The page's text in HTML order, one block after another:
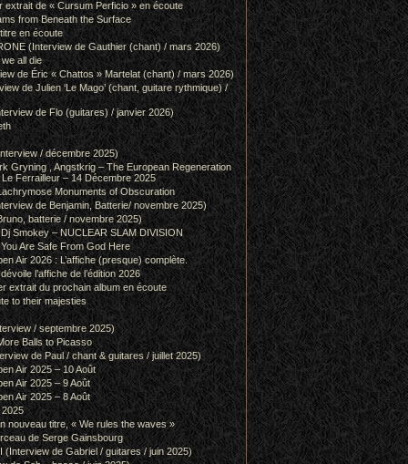
extrait de « Cursum Perficio » en écoute
from Beneath the Surface
en écoute
(Interview de Gauthier (chant) / mars 2026)
all die
de Éric « Chattos » Martelat (chant) / mars 2026)
de Julien ‘Le Mago’ (chant, guitare rythmique) /
de Flo (guitares) / janvier 2026)
/ décembre 2025)
Gryning , Angstkrig – The European Regeneration
Ferrailleur – 14 Décembre 2025
Monuments of Obscuration
de Benjamin, Batterie/ novembre 2025)
batterie / novembre 2025)
Smokey – NUCLEAR SLAM DIVISION
Are Safe From God Here
Air 2026 : L’affiche (presque) complète.
l’affiche de l’édition 2026
extrait du prochain album en écoute
to their majesties
/ septembre 2025)
Balls to Picasso
de Paul / chant & guitares / juillet 2025)
Air 2025 – 10 Août
Air 2025 – 9 Août
Air 2025 – 8 Août
nouveau titre, « We rules the waves »
de Serge Gainsbourg
(Interview de Gabriel / guitares / juin 2025)